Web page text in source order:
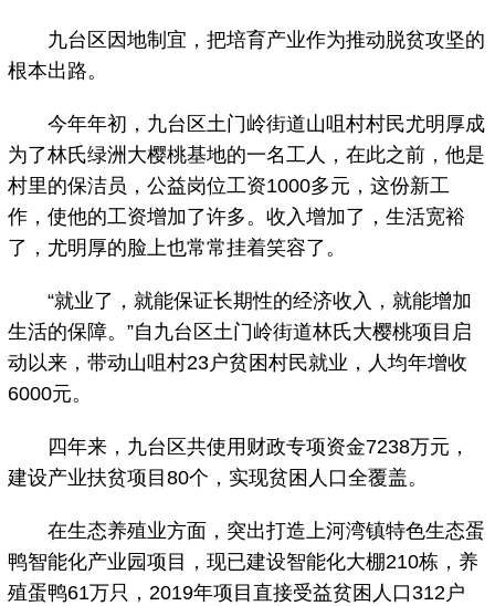
九台区因地制宜，把培育产业作为推动脱贫攻坚的
根本出路。
今年年初，九台区土门岭街道山咀村村民尤明厚成
为了林氏绿洲大樱桃基地的一名工人，在此之前，他是
村里的保洁员，公益岗位工资1000多元，这份新工
作，使他的工资增加了许多。收入增加了，生活宽裕
了，尤明厚的脸上也常常挂着笑容了。
“就业了，就能保证长期性的经济收入，就能增加
生活的保障。”自九台区土门岭街道林氏大樱桃项目启
动以来，带动山咀村23户贫困村民就业，人均年增收
6000元。
四年来，九台区共使用财政专项资金7238万元，
建设产业扶贫项目80个，实现贫困人口全覆盖。
在生态养殖业方面，突出打造上河湾镇特色生态蛋
鸭智能化产业园项目，现已建设智能化大棚210栋，养
殖蛋鸭61万只，2019年项目直接受益贫困人口312户